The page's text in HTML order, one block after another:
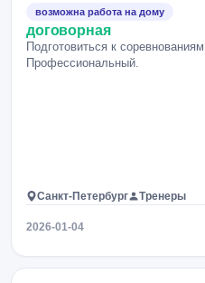
возможна работа на дому
договорная
Подготовиться к
Профессиональный.
Санкт-Петербург Тренеры
2026-01-04